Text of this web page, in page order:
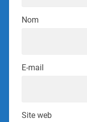
Nom
E-mail
Site web